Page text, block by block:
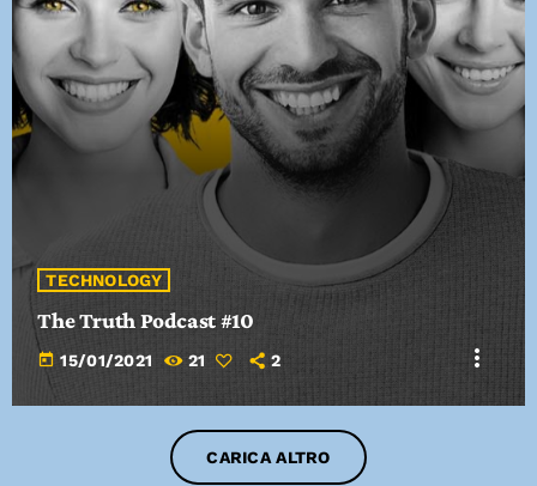
TECHNOLOGY
The Truth Podcast #10
today 15/01/2021 21 2 more_vert
CARICA ALTRO